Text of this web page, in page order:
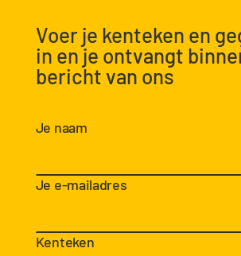
Voer je kenteken en
in en je ontvangt
bericht van ons
Je naam
Je e-mailadres
Kenteken